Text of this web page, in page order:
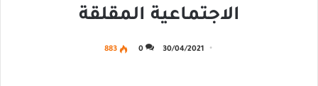
الاجتماعية المقلقة
30/04/2021
0
883